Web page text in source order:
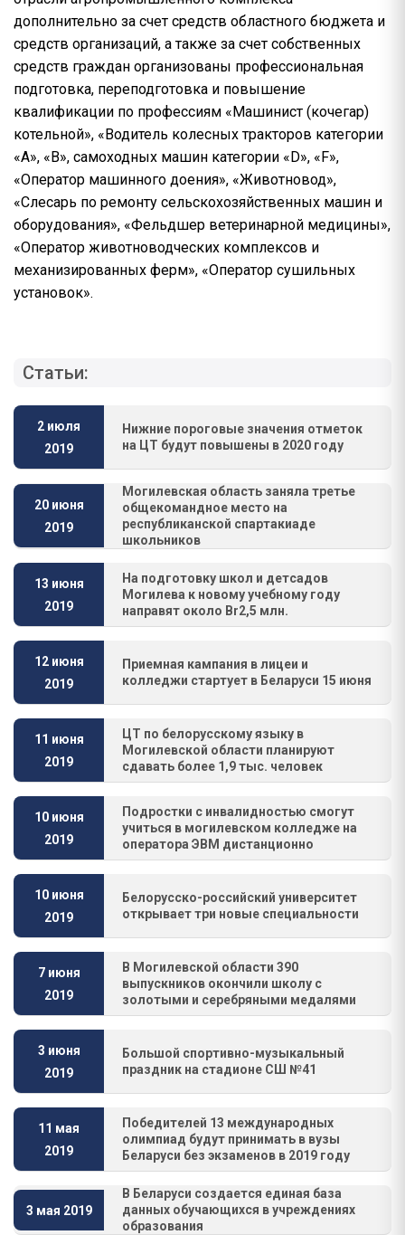
дополнительно за счет средств областного бюджета и
средств организаций, а также за счет собственных
средств граждан организованы профессиональная
подготовка, переподготовка и повышение
квалификации по профессиям «Машинист (кочегар)
котельной», «Водитель колесных тракторов категории
«А», «В», самоходных машин категории «D», «F»,
«Оператор машинного доения», «Животновод»,
«Слесарь по ремонту сельскохозяйственных машин и
оборудования», «Фельдшер ветеринарной медицины»,
«Оператор животноводческих комплексов и
механизированных ферм», «Оператор сушильных
установок».
Статьи:
2 июля
2019
Нижние пороговые значения отметок
на ЦТ будут повышены в 2020 году
20 июня
2019
Могилевская область заняла третье
общекомандное место на
республиканской спартакиаде
школьников
13 июня
2019
На подготовку школ и детсадов
Могилева к новому учебному году
направят около Вr2,5 млн.
12 июня
2019
Приемная кампания в лицеи и
колледжи стартует в Беларуси 15 июня
11 июня
2019
ЦТ по белорусскому языку в
Могилевской области планируют
сдавать более 1,9 тыс. человек
10 июня
2019
Подростки с инвалидностью смогут
учиться в могилевском колледже на
оператора ЭВМ дистанционно
10 июня
2019
Белорусско-российский университет
открывает три новые специальности
7 июня
2019
В Могилевской области 390
выпускников окончили школу с
золотыми и серебряными медалями
3 июня
2019
Большой спортивно-музыкальный
праздник на стадионе СШ №41
11 мая
2019
Победителей 13 международных
олимпиад будут принимать в вузы
Беларуси без экзаменов в 2019 году
3 мая 2019
В Беларуси создается единая база
данных обучающихся в учреждениях
образования